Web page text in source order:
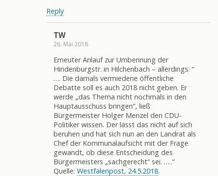
Reply
TW
26. Mai 2018
Erneuter Anlauf zur Umbennung der
Hindenburgstr. in Hilchenbach – allerdings: “
…. Die damals vermiedene öffentliche
Debatte soll es auch 2018 nicht geben. Er
werde „das Thema nicht nochmals in den
Hauptausschuss bringen“, ließ
Bürgermeister Holger Menzel den CDU-
Politiker wissen. Der lässt das nicht auf sich
beruhen und hat sich nun an den Landrat als
Chef der Kommunalaufsicht mit der Frage
gewandt, ob diese Entscheidung des
Bürgermeisters „sachgerecht“ sei. …..“
Quelle: Westfalenpost, 24.5.2018.